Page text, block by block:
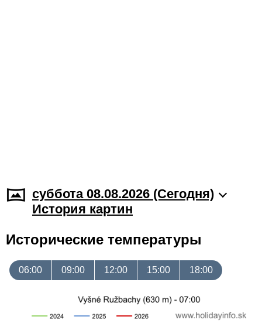
суббота 08.08.2026 (Cегодня)
История картин
Исторические температуры
06:00 09:00 12:00 15:00 18:00